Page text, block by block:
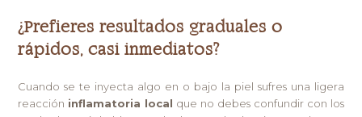
¿Prefieres resultados graduales o
rápidos, casi inmediatos?
Cuando se te inyecta algo en o bajo la piel sufres una ligera
reacción inflamatoria local que no debes confundir con los